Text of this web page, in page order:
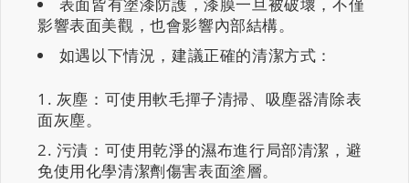
影響表面美觀，也會影響內部結構。
如遇以下情況，建議正確的清潔方式：
灰塵：可使用軟毛撣子清掃、吸塵器清除表
面灰塵。
污漬：可使用乾淨的濕布進行局部清潔，避
免使用化學清潔劑傷害表面塗層。